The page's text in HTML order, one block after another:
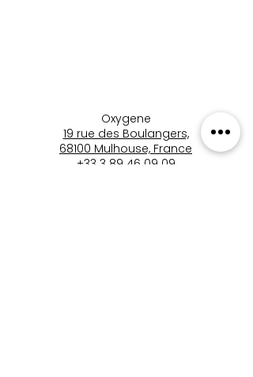
Oxygene
19 rue des Boulangers,
68100 Mulhouse, France
+33 3 89 46 09 09